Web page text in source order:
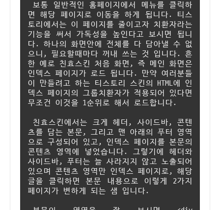
보통 일반적인 홈페이지에서 메뉴를 클릭하
면 해당 페이지로 이동을 하게 됩니다. 티스
토리에서는 이 페이지를 줄이고자 치환자라는
기능을 써서 가독성을 높인다고 보시면 됩니
다. 하나의 화면안에 전체를 다 담아낼 수 없
으니, 필요할때마다 꺼내 쓰는 것 입니다. 흔
한 예로 친효스킨 처음 화면, 즉 메인 화면은
인덱스 페이지가 로드 됩니다. 만약 여러분들
이 만들려고 하는 티스토리 스킨의 HTML에 인
덱스 페이지의 그룹치환자가 적용되어 있다면
무조건 이것을 1순위로 해서 로드합니다.
친효스킨에서는 크게 헤더, 사이드바, 콘텐
츠를 담는 본문, 그리고 맨 아래의 푸터 영역
으로 구성되어 있고, 인덱스 페이지를 본문의
콘텐츠 영역에 넣었습니다. 그렇기에 헤더와
사이드바, 푸터는 늘 사라지지 않고 노출되어
있으며 콘텐츠 영역만 인덱스 페이지로, 해당
글을 클릭하면 본문 내용으로 이렇게 2가지
페이지가 변하게 되는 샘 입니다.